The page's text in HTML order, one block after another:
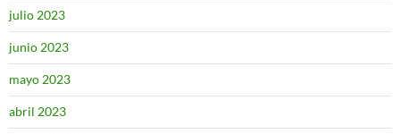
julio 2023
junio 2023
mayo 2023
abril 2023